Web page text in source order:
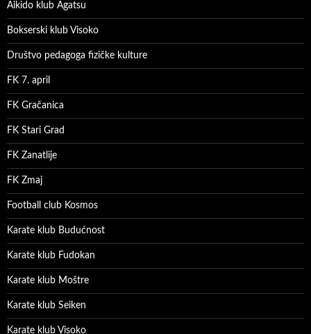
Aikido klub Agatsu
Bokserski klub Visoko
Društvo pedagoga fizičke kulture
FK 7. april
FK Gračanica
FK Stari Grad
FK Zanatlije
FK Zmaj
Football club Kosmos
Karate klub Budućnost
Karate klub Fudokan
Karate klub Moštre
Karate klub Seiken
Karate klub Visoko